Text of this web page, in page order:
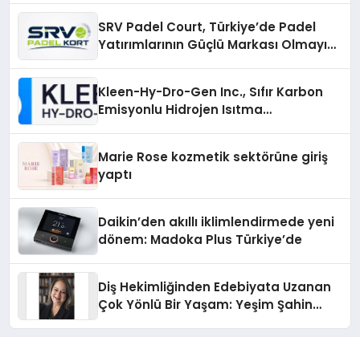
SRV Padel Court, Türkiye’de Padel
Yatırımlarının Güçlü Markası Olmayı
Kleen-Hy-Dro-Gen Inc., Sıfır Karbon
Emisyonlu Hidrojen Isıtma
Marie Rose kozmetik sektörüne giriş
yaptı
Daikin’den akıllı iklimlendirmede yeni
dönem: Madoka Plus Türkiye’de
Diş Hekimliğinden Edebiyata Uzanan
Çok Yönlü Bir Yaşam: Yeşim Şahin